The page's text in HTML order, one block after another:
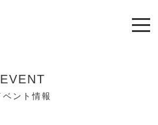
EVENT
ベント情報